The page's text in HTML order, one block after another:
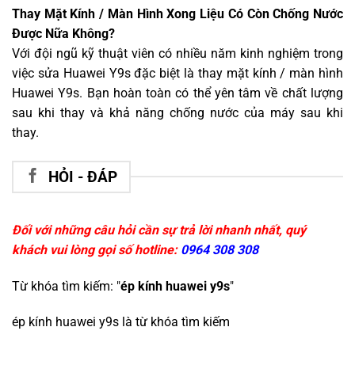
Thay Mặt Kính / Màn Hình Xong Liệu Có Còn Chống Nước
Được Nữa Không?
Với đội ngũ kỹ thuật viên có nhiều năm kinh nghiệm trong
việc sửa Huawei Y9s đặc biệt là thay mặt kính / màn hình
Huawei Y9s. Bạn hoàn toàn có thể yên tâm về chất lượng
sau khi thay và khả năng chống nước của máy sau khi
thay.
HỎI - ĐÁP
Đối với những câu hỏi cần sự trả lời nhanh nhất, quý
khách vui lòng gọi số hotline: 0964 308 308
Từ khóa tìm kiếm: "ép kính huawei y9s"
ép kính huawei y9s là từ khóa tìm kiếm